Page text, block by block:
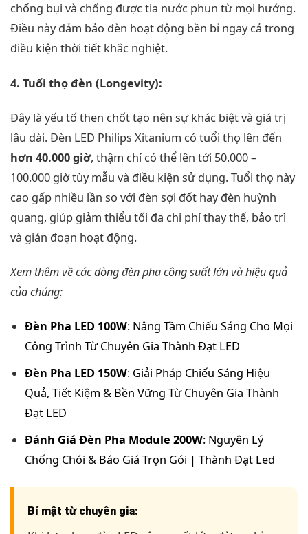
chống bụi và chống được tia nước phun từ mọi hướng.
Điều này đảm bảo đèn hoạt động bền bỉ ngay cả trong
điều kiện thời tiết khắc nghiệt.
4. Tuổi thọ đèn (Longevity):
Đây là yếu tố then chốt tạo nên sự khác biệt và giá trị
lâu dài. Đèn LED Philips Xitanium có tuổi thọ lên đến
hơn 40.000 giờ, thậm chí có thể lên tới 50.000 –
100.000 giờ tùy mẫu và điều kiện sử dụng. Tuổi thọ này
cao gấp nhiều lần so với đèn sợi đốt hay đèn huỳnh
quang, giúp giảm thiểu tối đa chi phí thay thế, bảo trì
và gián đoạn hoạt động.
Xem thêm về các dòng đèn pha công suất lớn và hiệu quả
của chúng:
Đèn Pha LED 100W: Nâng Tầm Chiếu Sáng Cho Mọi
Công Trình Từ Chuyên Gia Thành Đạt LED
Đèn Pha LED 150W: Giải Pháp Chiếu Sáng Hiệu
Quả, Tiết Kiệm & Bền Vững Từ Chuyên Gia Thành
Đạt LED
Đánh Giá Đèn Pha Module 200W: Nguyên Lý
Chống Chói & Báo Giá Trọn Gói | Thành Đạt Led
Bí mật từ chuyên gia: